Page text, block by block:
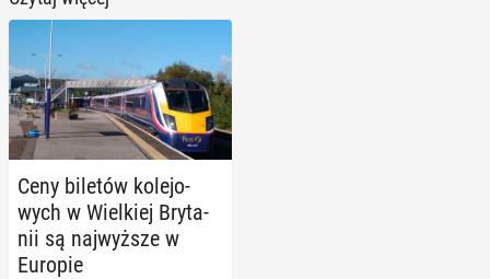
Ceny biletów ko­le­jo­
wych w Wiel­kiej Bry­ta­
nii są naj­wyż­sze w
Europie